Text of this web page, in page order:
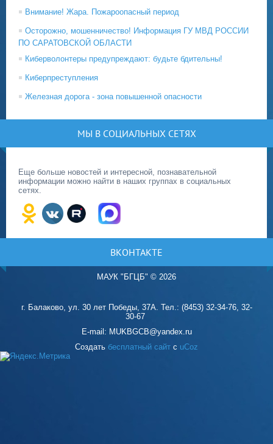
Внимание! Жара. Пожароопасный период
Осторожно, мошенничество! Информация ГУ МВД РОССИИ
ПО САРАТОВСКОЙ ОБЛАСТИ
Киберволонтеры предупреждают: будьте бдительны!
Киберпреступления
Железная дорога - зона повышенной опасности
МЫ В СОЦИАЛЬНЫХ СЕТЯХ
Еще больше новостей и интересной, познавательной
информации можно найти в наших группах в социальных
сетях.
ВКОНТАКТЕ
МАУК "БГЦБ" © 2026
г. Балаково, ул. 30 лет Победы, 37А. Тел.: (8453) 32-34-76, 32-
30-67
E-mail: MUKBGCB@yandex.ru
Создать бесплатный сайт с uCoz